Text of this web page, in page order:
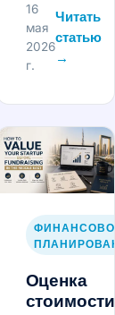
16
мая
2026
г.
Читать
статью
→
Оценка
стоимости